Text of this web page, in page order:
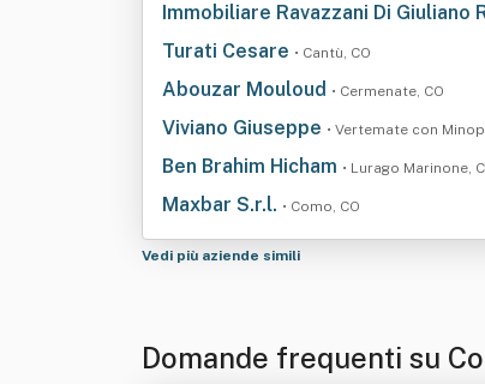
Immobiliare Ravazzani Di Giuliano
Turati Cesare • Cantù, CO
Abouzar Mouloud • Cermenate, CO
Viviano Giuseppe • Vertemate con
Ben Brahim Hicham • Lurago Marinone,
Maxbar S.r.l. • Como, CO
Vedi più aziende simili
Domande frequenti su